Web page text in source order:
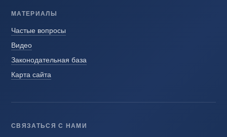
МАТЕРИАЛЫ
Частые вопросы
Видео
Законодательная база
Карта сайта
СВЯЗАТЬСЯ С НАМИ